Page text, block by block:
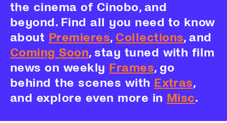
the cinema of Cinobo, and
beyond. Find all you need to know
about Premieres, Collections, and
Coming Soon, stay tuned with film
news on weekly Frames, go
behind the scenes with Extras,
and explore even more in Misc.